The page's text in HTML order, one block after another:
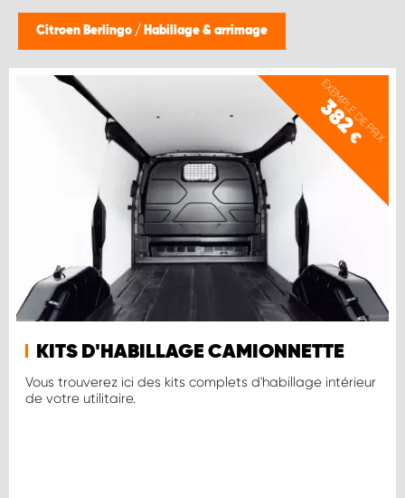
Citroen Berlingo / Habillage & arrimage
EXEMPLE DE PRIX
382
€
KITS D'HABILLAGE CAMIONNETTE
Vous trouverez ici des kits complets d'habillage intérieur
de votre utilitaire.